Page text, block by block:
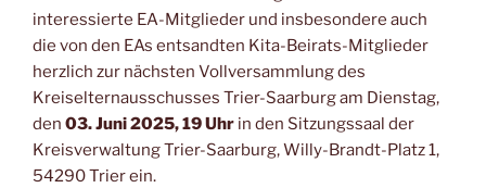
interessierte EA-Mitglieder und insbesondere auch
die von den EAs entsandten Kita-Beirats-Mitglieder
herzlich zur nächsten Vollversammlung des
Kreiselternausschusses Trier-Saarburg am Dienstag,
den 03. Juni 2025, 19 Uhr in den Sitzungssaal der
Kreisverwaltung Trier-Saarburg, Willy-Brandt-Platz 1,
54290 Trier ein.